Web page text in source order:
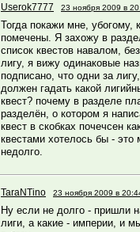
Userok7777 23 ноября 2009 в
Тогда покажи мне, убогому,
помечены. Я захожу в
список квестов навалом,
лигу, я вижу одинаковые
подписано, что одни за
должен гадать какой
квест? почему в разделе
разделён, о котором я
квест в скобках почечсен
квестами хотелось бы -
недолго.
TaraNTino 23 ноября 2009 в
Ну если не долго - пришли
лиги, а какие - империи, и